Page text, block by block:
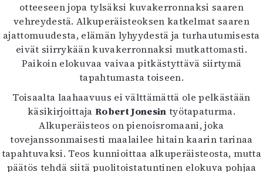
otteeseen jopa tylsäksi kuvakerronnaksi saaren
vehreydestä. Alkuperäisteoksen katkelmat saaren
ajattomuudesta, elämän lyhyydestä ja turhautumisesta
eivät siirrykään kuvakerronnaksi mutkattomasti.
Paikoin elokuvaa vaivaa pitkästyttävä siirtymä
tapahtumasta toiseen.
Toisaalta laahaavuus ei välttämättä ole pelkästään
käsikirjoittajaRobert Jonesin työtapaturma.
Alkuperäisteos on pienoisromaani, joka
tovejanssonmaisesti maalailee hitain kaarin tarinaa
tapahtuvaksi. Teos kunnioittaa alkuperäisteosta, mutta
päätös tehdä siitä puolitoistatuntinen elokuva pohjaa